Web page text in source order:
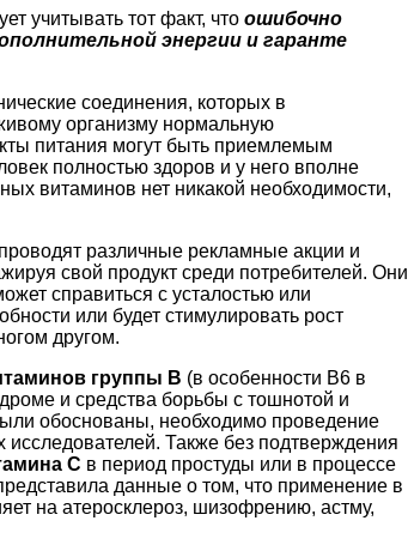
учитывать тот факт, что ошибочно
энергии и гаранте
соединения, которых в
организму нормальную
питания могут быть приемлемым
полностью здоров и у него вполне
витаминов нет никакой необходимости,
различные рекламные акции и
свой продукт среди потребителей. Они
справиться с усталостью или
или будет стимулировать рост
другом.
группы В (в особенности В6 в
и средства борьбы с тошнотой и
обоснованы, необходимо проведение
Также без подтверждения
С в период простуды или в процессе
данные о том, что применение в
на атеросклероз, шизофрению, астму,